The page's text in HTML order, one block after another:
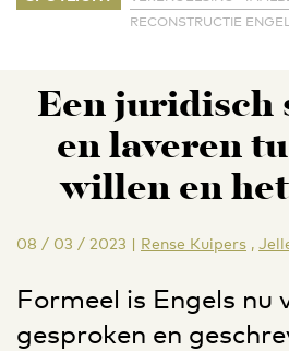
RECONSTRUCTIE
Een juridisch
en laveren
willen en
08 / 03 / 2023 | Rense Kuipers ,
Formeel is Engels nu
gesproken en